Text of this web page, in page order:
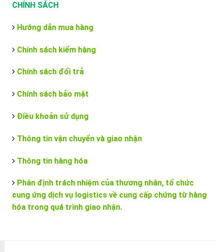
CHÍNH SÁCH
Hướng dẫn mua hàng
Chính sách kiểm hàng
Chính sách đổi trả
Chính sách bảo mật
Điều khoản sử dụng
Thông tin vận chuyển và giao nhận
Thông tin hàng hóa
Phân định trách nhiệm của thương nhân, tổ chức
cung ứng dịch vụ logistics về cung cấp chứng từ hàng
hóa trong quá trình giao nhận.